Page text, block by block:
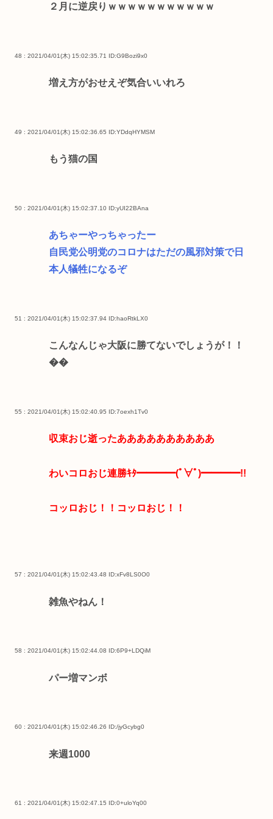
２月に逆戻りｗｗｗｗｗｗｗｗｗｗｗ
48 : 2021/04/01(木) 15:02:35.71 ID:G9Bozi9x0
増え方がおせえぞ気合いいれろ
49 : 2021/04/01(木) 15:02:36.65 ID:YDdqHYMSM
もう猫の国
50 : 2021/04/01(木) 15:02:37.10 ID:yUI22BAna
あちゃーやっちゃったー
自民党公明党のコロナはただの風邪対策で日
本人犠牲になるぞ
51 : 2021/04/01(木) 15:02:37.94 ID:haoRtkLX0
こんなんじゃ大阪に勝てないでしょうが！！
��
55 : 2021/04/01(木) 15:02:40.95 ID:7oexh1Tv0
収束おじ逝ったああああああああああ
わいコロおじ連勝ｷﾀ━━━━(ﾟ∀ﾟ)━━━━!!
コッロおじ！！コッロおじ！！
57 : 2021/04/01(木) 15:02:43.48 ID:xFv8LS0O0
雑魚やねん！
58 : 2021/04/01(木) 15:02:44.08 ID:6P9+LDQiM
パー増マンボ
60 : 2021/04/01(木) 15:02:46.26 ID:/jyGcybg0
来週1000
61 : 2021/04/01(木) 15:02:47.15 ID:0+uloYq00